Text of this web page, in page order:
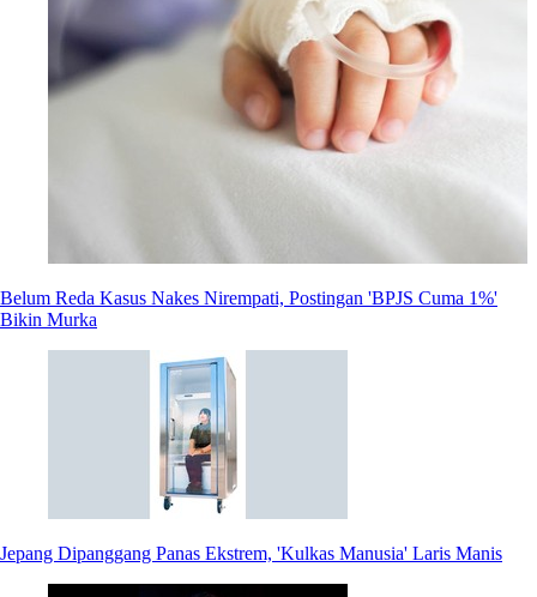
Belum Reda Kasus Nakes Nirempati, Postingan 'BPJS Cuma 1%'
Bikin Murka
Jepang Dipanggang Panas Ekstrem, 'Kulkas Manusia' Laris Manis